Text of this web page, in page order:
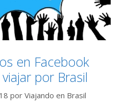
en Facebook
por Brasil
por Viajando en Brasil